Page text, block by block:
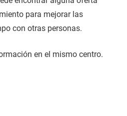
para mejorar las
con otras personas.
en el mismo centro.